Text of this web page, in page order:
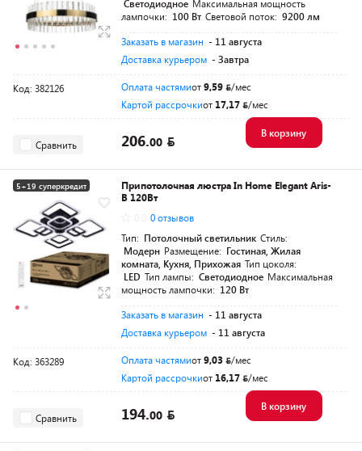
Светодиодное Максимальная мощность
лампочки: 100 Вт Световой поток: 9200 лм
Заказать в магазин - 11 августа
Доставка курьером - Завтра
Код: 382126 Оплата частямиот9,59
/мес
Картой рассрочкиот 17,17 /мес
Сравнить 206.00
В корзину
5+19 суперкредит
Разумная цена
Припотолочная люстра In Home Elegant Aris-
B 120Вт
0 отзывов
Тип: Потолочный светильник Стиль:
Модерн Размещение: Гостиная, Жилая
комната, Кухня, Прихожая Тип цоколя:
LED Тип лампы: Светодиодное Максимальная
мощность лампочки: 120 Вт
Заказать в магазин - 11 августа
Доставка курьером - 11 августа
Код: 363289 Оплата частямиот9,03
/мес
Картой рассрочкиот 16,17 /мес
Сравнить 194.00
В корзину